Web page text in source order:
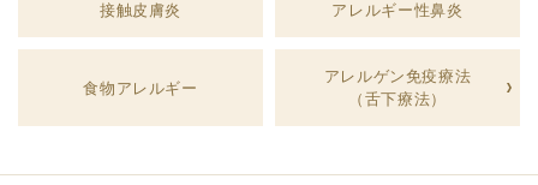
接触皮膚炎 アレルギー性鼻炎
食物アレルギー
アレルゲン免疫療法
（舌下療法）